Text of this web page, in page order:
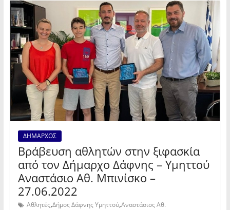
ΔΗΜΑΡΧΟΣ
Βράβευση αθλητών στην ξιφασκία
από τον Δήμαρχο Δάφνης – Υμηττού
Αναστάσιο Αθ. Μπινίσκο –
27.06.2022
Αθλητές,Δήμος Δάφνης Υμηττού,Αναστάσιος Αθ.